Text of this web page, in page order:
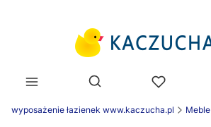
Otwórz wyszukiwarkę
wyposażenie łazienek www.kaczucha.pl Meble